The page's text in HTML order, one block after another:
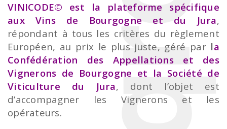
VINICODE©
est la plateforme spécifique
aux Vins de Bourgogne et du Jura,
répondant à tous les critères du règlement
Européen, au prix le plus juste, géré par la
Confédération des Appellations et des
Vignerons de Bourgogne et la Société de
Viticulture du Jura, dont l’objet est
d’accompagner les Vignerons et les
opérateurs.